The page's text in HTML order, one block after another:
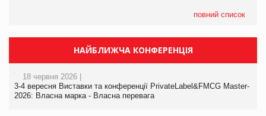
повний список
НАЙБЛИЖЧА КОНФЕРЕНЦІЯ
18 червня 2026 |
3-4 вересня Виставки та конференції PrivateLabel&FMCG Master-
2026: Власна марка - Власна перевага